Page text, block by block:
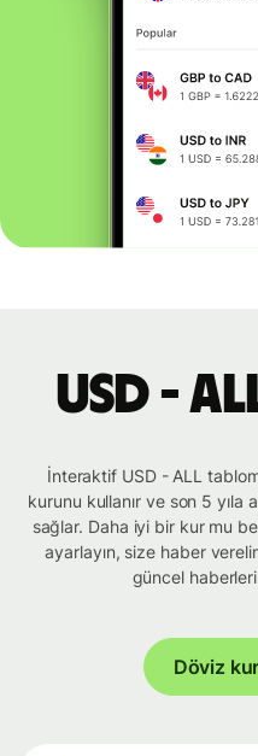
USD -
İnteraktif USD - ALL
kurunu kullanır ve son 5
sağlar. Daha iyi bir kur mu
ayarlayın, size haber
güncel haberleri
Döviz